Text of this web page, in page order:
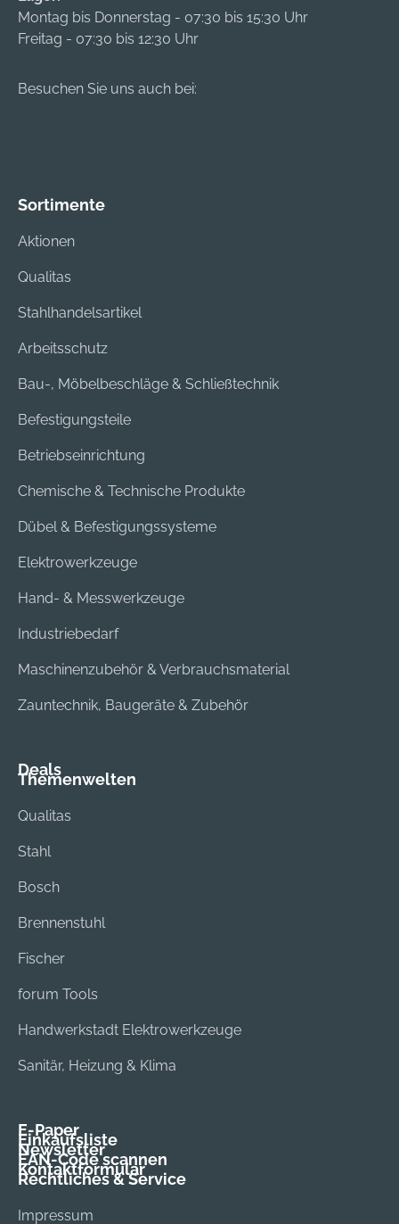
Montag bis Donnerstag - 07:30 bis 15:30 Uhr
Freitag - 07:30 bis 12:30 Uhr
Besuchen Sie uns auch bei:
Sortimente
Aktionen
Qualitas
Stahlhandelsartikel
Arbeitsschutz
Bau-, Möbelbeschläge & Schließtechnik
Befestigungsteile
Betriebseinrichtung
Chemische & Technische Produkte
Dübel & Befestigungssysteme
Elektrowerkzeuge
Hand- & Messwerkzeuge
Industriebedarf
Maschinenzubehör & Verbrauchsmaterial
Zauntechnik, Baugeräte & Zubehör
Deals
Themenwelten
Qualitas
Stahl
Bosch
Brennenstuhl
Fischer
forum Tools
Handwerkstadt Elektrowerkzeuge
Sanitär, Heizung & Klima
E-Paper
Einkaufsliste
Newsletter
EAN-Code scannen
Kontaktformular
Rechtliches & Service
Impressum